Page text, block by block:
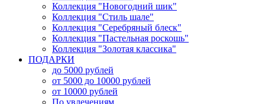
Коллекция "Новогодний шик"
Коллекция "Стиль шале"
Коллекция "Серебряный блеск"
Коллекция "Пастельная роскошь"
Коллекция "Золотая классика"
ПОДАРКИ
до 5000 рублей
от 5000 до 10000 рублей
от 10000 рублей
По увлечениям